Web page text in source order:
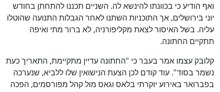
ואף הודיע כי בכוונתו להינשא לה. השניים תכננו להתחתן בחודש
יוני בירושלים, אך התוכניות השתנו לאחר הגבלות התנועה שהוטלו
עליה. בשל האיסור לצאת מקליפורניה, לא ברור מתי ואיפה
תתקיים החתונה.
קלובק עצמו אמר בעבר כי "החתונה עדיין מתקיימת, התאריך כעת
נשמר בסוד". עוד קודם לכן הצעת הנישואין שלו ללביא, שנערכה
בפברואר באירוע יוקרתי בלאס וגאס מול קהל מפורסמים, הפכה
62%כן